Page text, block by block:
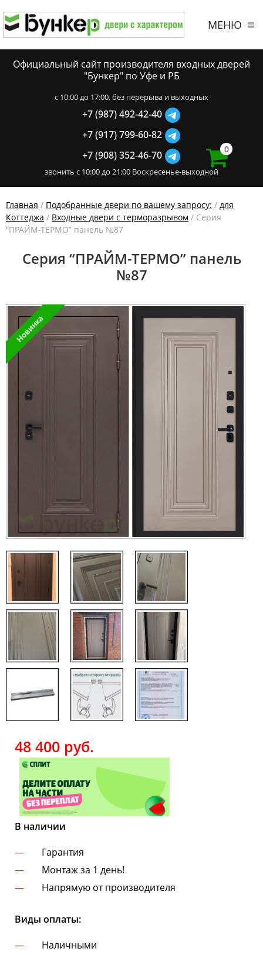
МЕНЮ
Официальный сайт производителя входных дверей
"Бункер" по Уфе и РБ
c 10:00 до 17:00, без перерыва и выходных
+7 (987) 492-42-40
+7 (917) 799-60-82
+7 (908) 352-46-70
звонить с 10:00 до 21:00 Воскресенье-выходной
0
Главная / Подобранные двери по вашему запросу: / для
Коттеджа / Входные двери с терморазрывом / Серия
“ПРАЙМ-ТЕРМО” панель №87
Серия “ПРАЙМ-ТЕРМО” панель
№87
Новинка
48 400 руб.
В наличии
Гарантия
Монтаж за 1 день!
Напрямую от производителя
Виды оплаты:
Наличными